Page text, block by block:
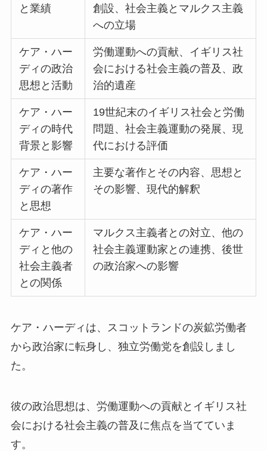
と業績
創設、社会主義とマルクス主義
への立場
ケア・ハー
ディの政治
思想と活動
労働運動への貢献、イギリス社
会における社会主義の普及、政
治的遺産
ケア・ハー
ディの時代
背景と影響
19世紀末のイギリス社会と労働
問題、社会主義運動の発展、現
代における評価
ケア・ハー
ディの著作
と思想
主要な著作とその内容、思想と
その影響、現代的解釈
ケア・ハー
ディと他の
社会主義者
との関係
マルクス主義者との対立、他の
社会主義運動家との連携、後世
の政治家への影響
ケア・ハーディは、スコットランドの炭鉱労働者
から政治家に転身し、独立労働党を創設しまし
た。
彼の政治思想は、労働運動への貢献とイギリス社
会における社会主義の普及に焦点を当てていま
す。